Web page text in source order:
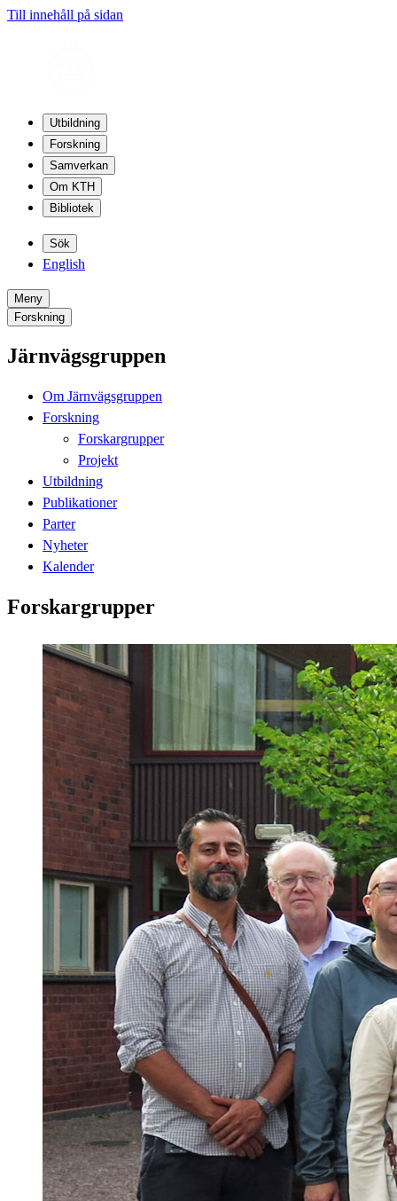
Till innehåll på sidan
Utbildning
Forskning
Samverkan
Om KTH
Bibliotek
Sök
English
Meny
Forskning
Järnvägsgruppen
Om Järnvägsgruppen
Forskning
Forskargrupper
Projekt
Utbildning
Publikationer
Parter
Nyheter
Kalender
Forskargrupper